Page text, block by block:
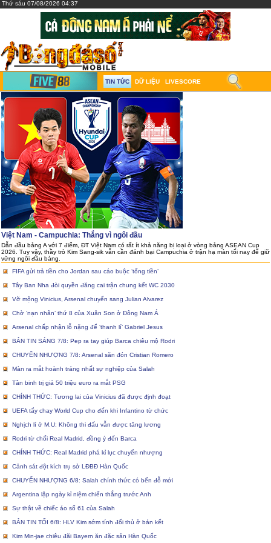
Thứ sáu 07/08/2026 04:37
TIN TỨC DỮ LIỆU LIVESCORE
Việt Nam - Campuchia: Thắng vì ngôi đầu
Dẫn đầu bảng A với 7 điểm, ĐT Việt Nam có rất ít khả năng bị loại ở vòng bảng ASEAN Cup
2026. Tuy vậy, thầy trò Kim Sang-sik vẫn cần đánh bại Campuchia ở trận hạ màn tối nay để giữ
vững ngôi đầu bảng.
FIFA gửi trả tiền cho Jordan sau cáo buộc ‘tống tiền’
Tây Ban Nha đòi quyền đăng cai trận chung kết WC 2030
Vỡ mộng Vinicius, Arsenal chuyển sang Julian Alvarez
Chờ ‘nạn nhân’ thứ 8 của Xuân Son ở Đông Nam Á
Arsenal chấp nhận lỗ nặng để ‘thanh lí’ Gabriel Jesus
BẢN TIN SÁNG 7/8: Pep ra tay giúp Barca chiêu mộ Rodri
CHUYỂN NHƯỢNG 7/8: Arsenal săn đón Cristian Romero
Màn ra mắt hoành tráng nhất sự nghiệp của Salah
Tân binh trị giá 50 triệu euro ra mắt PSG
CHÍNH THỨC: Tương lai của Vinicius đã được định đoạt
UEFA tẩy chay World Cup cho đến khi Infantino từ chức
Nghịch lí ở M.U: Không thi đấu vẫn được tăng lương
Rodri từ chối Real Madrid, đồng ý đến Barca
CHÍNH THỨC: Real Madrid phá kỉ lục chuyển nhượng
Cảnh sát đột kích trụ sở LĐBĐ Hàn Quốc
CHUYỂN NHƯỢNG 6/8: Salah chính thức có bến đỗ mới
Argentina lập ngày kỉ niệm chiến thắng trước Anh
Sự thật về chiếc áo số 61 của Salah
BẢN TIN TỐI 6/8: HLV Kim sớm tính đối thủ ở bán kết
Kim Min-jae chiêu đãi Bayern ăn đặc sản Hàn Quốc